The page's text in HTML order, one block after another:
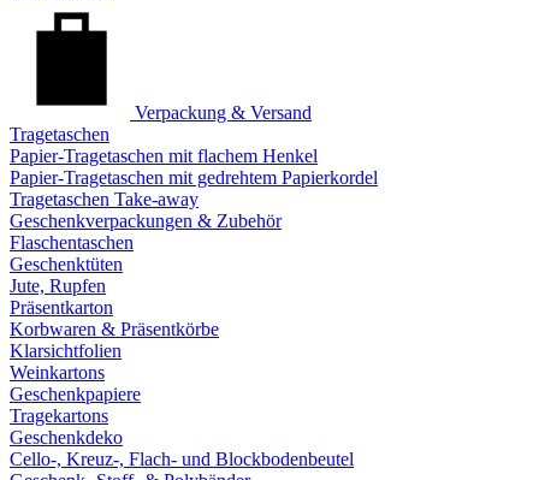
Verpackung & Versand
Tragetaschen
Papier-Tragetaschen mit flachem Henkel
Papier-Tragetaschen mit gedrehtem Papierkordel
Tragetaschen Take-away
Geschenkverpackungen & Zubehör
Flaschentaschen
Geschenktüten
Jute, Rupfen
Präsentkarton
Korbwaren & Präsentkörbe
Klarsichtfolien
Weinkartons
Geschenkpapiere
Tragekartons
Geschenkdeko
Cello-, Kreuz-, Flach- und Blockbodenbeutel